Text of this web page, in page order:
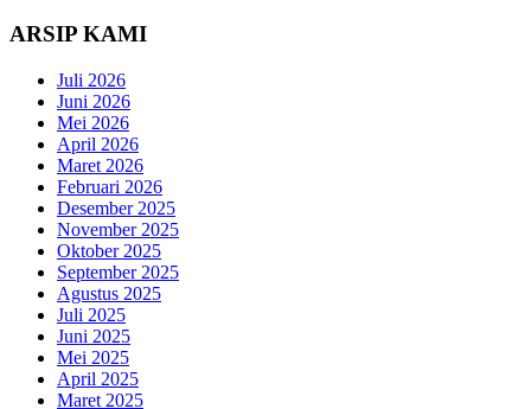
ARSIP KAMI
Juli 2026
Juni 2026
Mei 2026
April 2026
Maret 2026
Februari 2026
Desember 2025
November 2025
Oktober 2025
September 2025
Agustus 2025
Juli 2025
Juni 2025
Mei 2025
April 2025
Maret 2025